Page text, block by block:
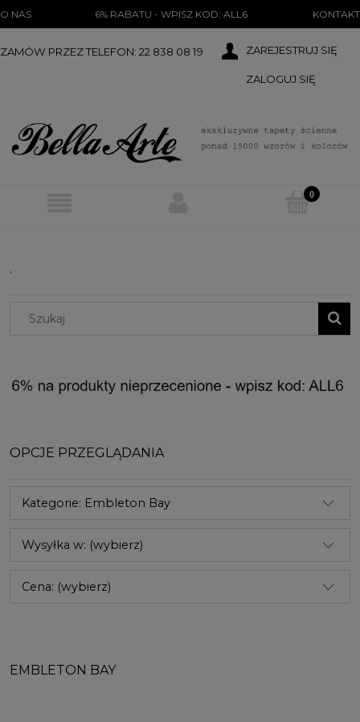
O NAS 6% RABATU - WPISZ KOD: ALL6 KONTAKT
ZAMÓW PRZEZ TELEFON: 22 838 08 19 ZAREJESTRUJ SIĘ
ZALOGUJ SIĘ
.
OPCJE PRZEGLĄDANIA
Kategorie: Embleton Bay
Wysyłka w: (wybierz)
Cena: (wybierz)
EMBLETON BAY